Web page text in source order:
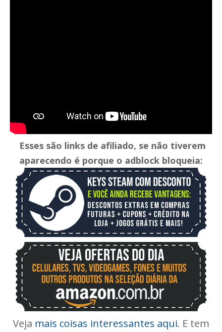
Esses são links de afiliado, se não tiverem
aparecendo é porque o adblock bloqueia:
Veja mais coisas interessantes aqui. E tem